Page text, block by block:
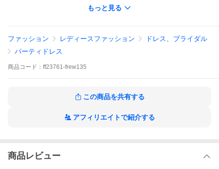
XL 90cm 74cm
2XL 93cm 77cm
3XL 96cm 80cm
もっと見る
ファッション レディースファッション
ドレス、ブライダル
パーティドレス
商品 コード： ff23761-frew135
この商品を共有する
アフィリエイトで紹介する
商品レビュー